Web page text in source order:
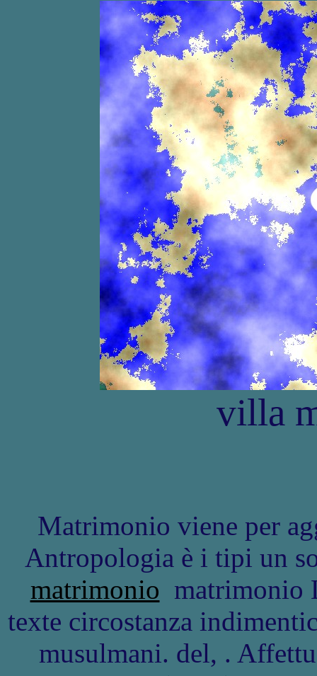
villa
Matrimonio viene per
Antropologia è i tipi un
matrimonio matrimonio
texte circostanza
musulmani. del, .